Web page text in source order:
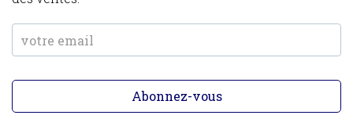
Abonnez-vous